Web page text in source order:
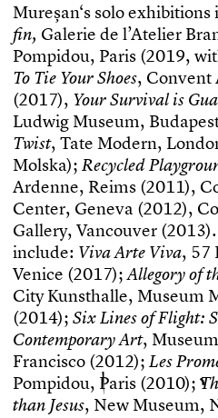
Mureșan‘s soloexhibitionsi
fn, Galerie de l’Atelier Bra
Pompidou, Paris (2019, wit
To Tie YourShoes, Convent
(2017), YourSurvival is Gua
Ludwig Museum, Budapes
Twist, Tate Modern, Londo
Molska); RecycledPlaygrou
Ardenne, Reims (2011), C
Center, Geneva (2012), Co
Gallery, Vancouver (2013).
include: VivaArte Viva, 57
Venice (2017); Allegoryoft
City Kunsthalle, Museum
(2014); SixLinesofFlight: S
ContemporaryArt, Museum
Francisco (2012); LesProm
Pompidou, Paris (2010); Th
than Jesus, New Museum,